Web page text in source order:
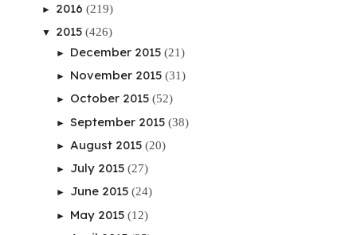
► 2016 (219)
▼ 2015 (426)
► December 2015 (21)
► November 2015 (31)
► October 2015 (52)
► September 2015 (38)
► August 2015 (20)
► July 2015 (27)
► June 2015 (24)
► May 2015 (12)